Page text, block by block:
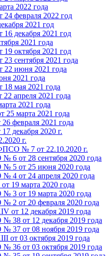
2022 года
февраля 2022 год
2021 год
декабря 2021 год
2021 года
октября 2021 год
сентября 2021 года
22 июня 2021 года
2021 года
мая 2021 года
апреля 2021 года
2021 года
25 марта 2021 года
февраля 2021 года
декабря 2020 г.
г.
№ 7 от 22.10.2020 г.
6 от 28 сентября 2020 года
5 от 25 июня 2020 года
4 от 24 апреля 2020 года
19 марта 2020 года
3 от 19 марта 2020 года
2 от 20 февраля 2020 года
от 12 декабря 2019 года
38 от 12 декабря 2019 года
37 от 08 ноября 2019 года
03 октября 2019 года
36 от 03 октября 2019 года